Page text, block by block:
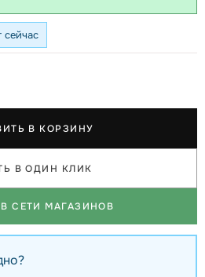
сейчас
В КОРЗИНУ
В ОДИН КЛИК
СЕТИ МАГАЗИНОВ